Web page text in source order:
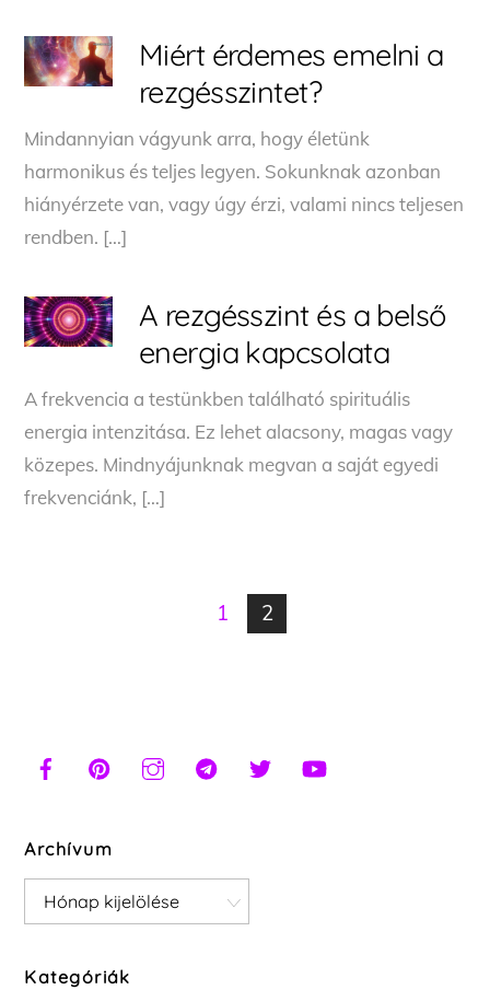
Miért érdemes emelni a
rezgésszintet?
Mindannyian vágyunk arra, hogy életünk
harmonikus és teljes legyen. Sokunknak azonban
hiányérzete van, vagy úgy érzi, valami nincs teljesen
rendben. […]
A rezgésszint és a belső
energia kapcsolata
A frekvencia a testünkben található spirituális
energia intenzitása. Ez lehet alacsony, magas vagy
közepes. Mindnyájunknak megvan a saját egyedi
frekvenciánk, […]
1 2
Archívum
Archívum
Kategóriák